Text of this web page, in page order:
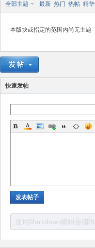
路
全部主题 最新 热门 热帖 精华
本版块或指定的范围内尚无主题
快速发帖
发表帖子
使用Markdown编辑器编辑